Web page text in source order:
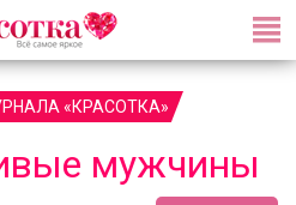
«КРАСОТКА»
мужчины